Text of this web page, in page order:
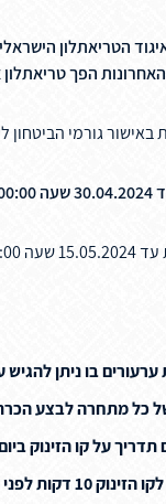
הטריאתלון
האחרונות הפך
גורמי
ערעורים בו ניתן
כל מתחרה לבצע
תדריך על קו הזינוק
הראשון של אותה קבוצת גיל ללא קשר למגדר.